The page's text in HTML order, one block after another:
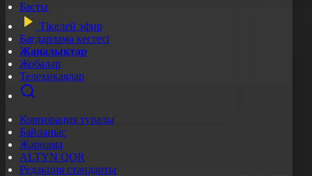
Басты
Тікелей эфир
Бағдарлама кестесі
Жаңалықтар
Жобалар
Телехикаялар
Корпорация туралы
Байланыс
Жарнама
ALTYN QOR
Редакция стандарты